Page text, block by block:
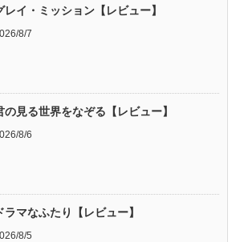
レイ・ミッション【レビュー】
8/7
の見る世界をなぞる【レビュー】
8/6
ラマなふたり【レビュー】
8/5